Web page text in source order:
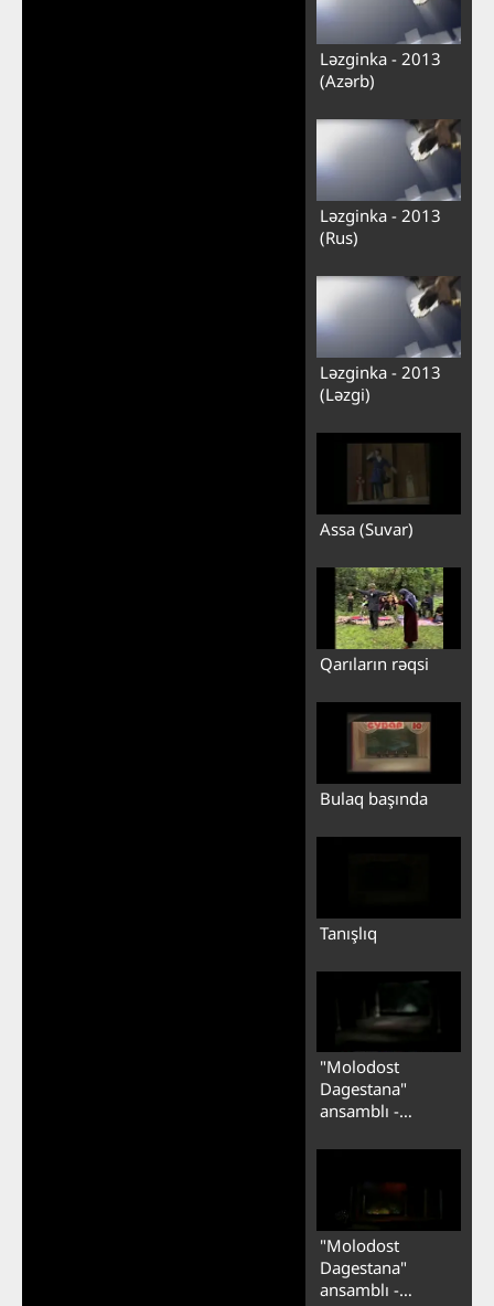
Ləzginka - 2013
(Azərb)
Ləzginka - 2013
(Rus)
Ləzginka - 2013
(Ləzgi)
Assa (Suvar)
Qarıların rəqsi
Bulaq başında
Tanışlıq
"Molodost
Dagestana"
ansamblı -
"Molodost
Dagestana"
ansamblı -